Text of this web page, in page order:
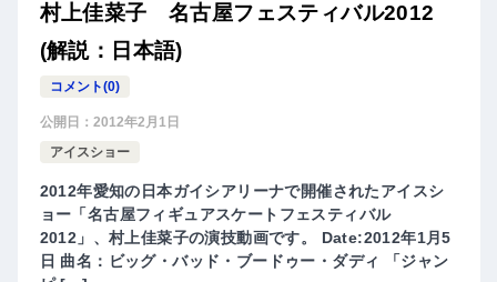
村上佳菜子 名古屋フェスティバル2012
(解説：日本語)
コメント(0)
公開日： 2012年2月1日
アイスショー
2012年愛知の日本ガイシアリーナで開催されたアイスシ
ョー「名古屋フィギュアスケートフェスティバル
2012」、村上佳菜子の演技動画です。 Date:2012年1月5
日 曲名：ビッグ・バッド・ブードゥー・ダディ 「ジャン